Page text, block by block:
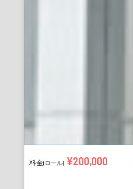
料金(ロール) ¥200,000